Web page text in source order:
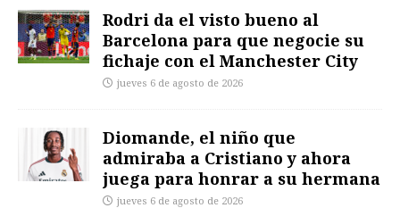
Rodri da el visto bueno al
Barcelona para que negocie su
fichaje con el Manchester City
jueves 6 de agosto de 2026
Diomande, el niño que
admiraba a Cristiano y ahora
juega para honrar a su hermana
jueves 6 de agosto de 2026